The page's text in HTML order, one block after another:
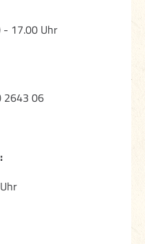
- 17.00 Uhr
2643 06